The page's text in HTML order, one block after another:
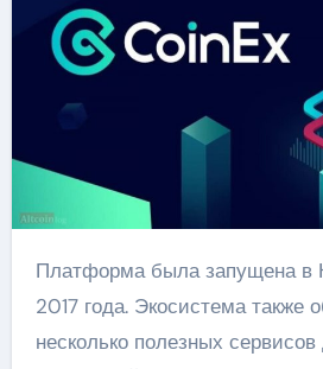
Платформа была запущена в Китае в середине
2017 года. Экосистема также
несколько полезных сервисов